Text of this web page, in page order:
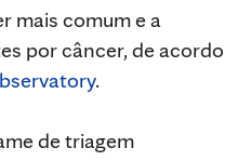
mais comum e a
por câncer, de acordo
.
de triagem